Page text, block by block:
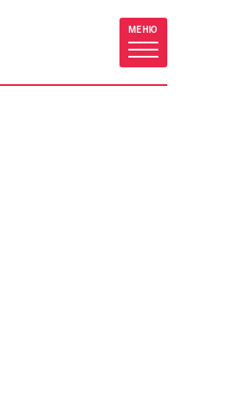
МЕНЮ